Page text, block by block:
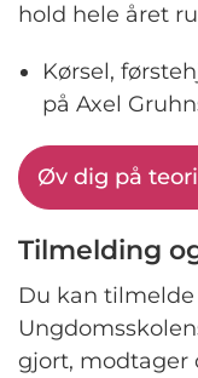
hold hele året
Kørsel,
på Axel
Øv dig på
Tilmelding
Du kan
gjort, modtager